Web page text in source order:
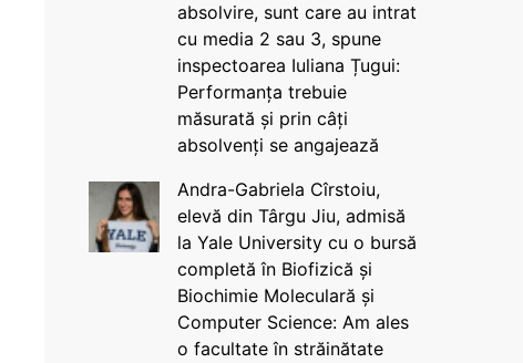
absolvire, sunt care au intrat
cu media 2 sau 3, spune
inspectoarea Iuliana Țugui:
Performanța trebuie
măsurată și prin câți
absolvenți se angajează
Andra-Gabriela Cîrstoiu,
elevă din Târgu Jiu, admisă
la Yale University cu o bursă
completă în Biofizică și
Biochimie Moleculară și
Computer Science: Am ales
o facultate în străinătate